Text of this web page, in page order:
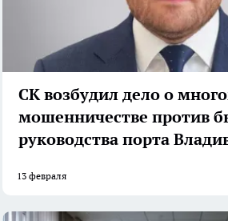
СК возбудил дело о
мошенничестве против
руководства порта
13 февраля